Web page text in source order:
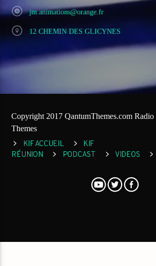
jm.animations@orange.fr
12 CHEMIN DES GLICYNES
Copyright 2017 QantumThemes.com Radio
Themes
KIF ACCUEIL
KIF
RÉUNION
PODCAST VIDEOS